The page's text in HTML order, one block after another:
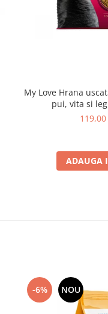
My Love Hrana
pui, vita si
119,00
ADAUGA
-6% NOU